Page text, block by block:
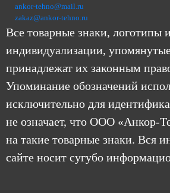
ankor-tehno@mail.ru
zakaz@ankor-tehno.ru
Все товарные знаки, логотипы
индивидуализации,
принадлежат их законным
Упоминание обозначений
исключительно для
не означает, что ООО «Анкор-
на такие товарные знаки. Вся
сайте носит сугубо